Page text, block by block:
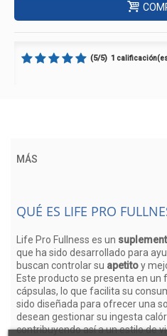
(5/5) 1
MÁS
QUÉ ES LIFE PRO
Life Pro Fullness es un
que ha sido desarrollado para
buscan controlar su apetitoy
Este producto se presenta en
cápsulas, lo que facilita su
sido diseñada para ofrecer una
desean gestionar su ingesta
contribuyendo así a un estilo de